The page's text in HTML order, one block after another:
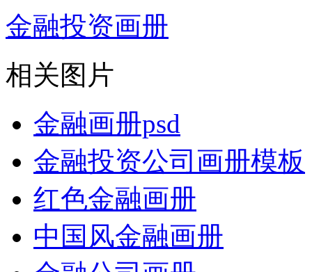
金融投资画册
相关图片
金融画册psd
金融投资公司画册模板
红色金融画册
中国风金融画册